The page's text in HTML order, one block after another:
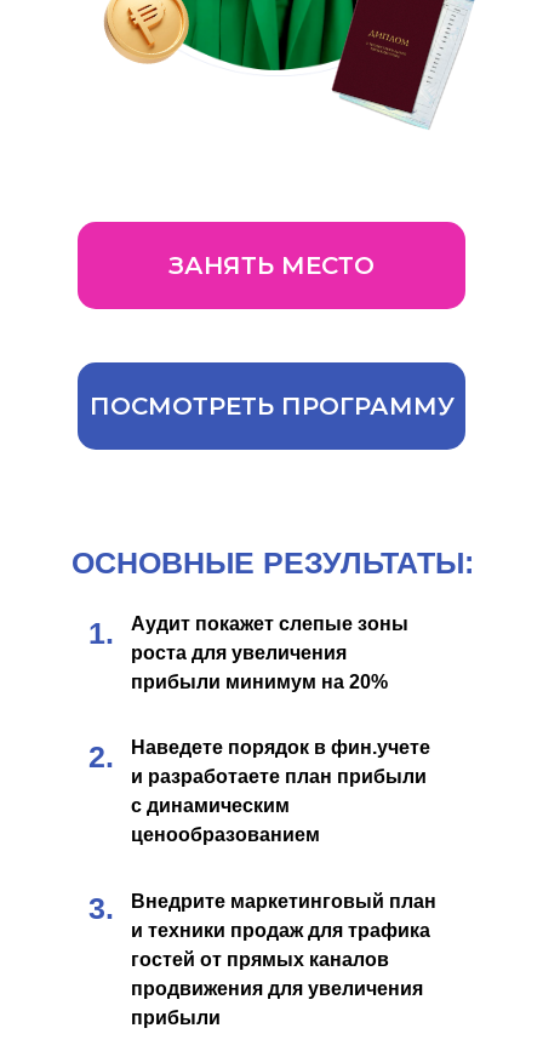
ЗАНЯТЬ МЕСТО
ПОСМОТРЕТЬ ПРОГРАММУ
ОСНОВНЫЕ РЕЗУЛЬТАТЫ:
1.
2.
Наведете порядок в фин.учете
и разработаете план прибыли
с динамическим
ценообразованием
Аудит покажет слепые зоны
роста для увеличения
прибыли минимум на 20%
3.
Внедрите маркетинговый план
и техники продаж для трафика
гостей от прямых каналов
продвижения для увеличения
прибыли